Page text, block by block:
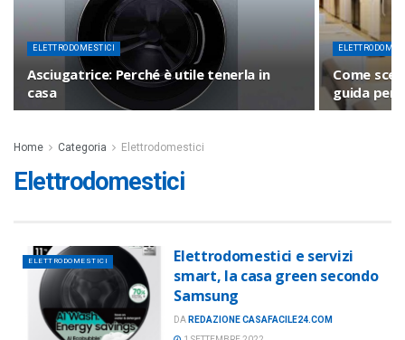
ELETTRODOMESTICI
Asciugatrice: Perché è utile tenerla in
casa
Come
guida per
Home Categoria Elettrodomestici
Elettrodomestici
ELETTRODOMESTICI
Elettrodomestici e servizi
smart, la casa green secondo
Samsung
DA REDAZIONE CASAFACILE24.COM